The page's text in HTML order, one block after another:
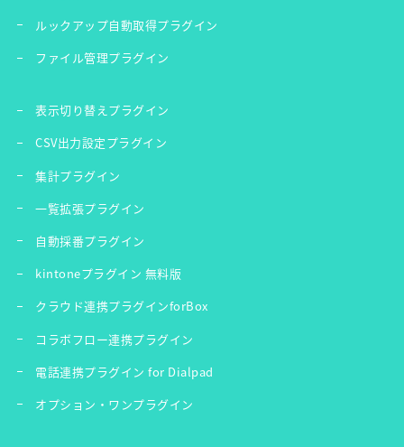
ルックアップ自動取得プラグイン
ファイル管理プラグイン
表示切り替えプラグイン
CSV出力設定プラグイン
集計プラグイン
一覧拡張プラグイン
自動採番プラグイン
kintoneプラグイン 無料版
クラウド連携プラグインforBox
コラボフロー連携プラグイン
電話連携プラグイン for Dialpad
オプション・ワンプラグイン